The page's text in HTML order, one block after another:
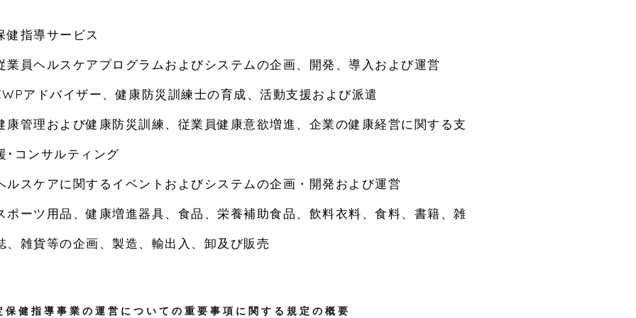
健指導サービス
業員ヘルスケアプログラムおよびシステムの企画、開発、導入および運営
アドバイザー、健康防災訓練士の育成、活動支援および派遣
康管理および健康防災訓練、従業員健康意欲増進、企業の健康経営に関する支
･コンサルティング
ルスケアに関するイベントおよびシステムの企画・開発および運営
ポーツ用品、健康増進器具、食品、栄養補助食品、飲料衣料、食料、書籍、雑
、雑貨等の企画、製造、輸出入、卸及び販売
保健指導事業の運営についての重要事項に関する規定の概要